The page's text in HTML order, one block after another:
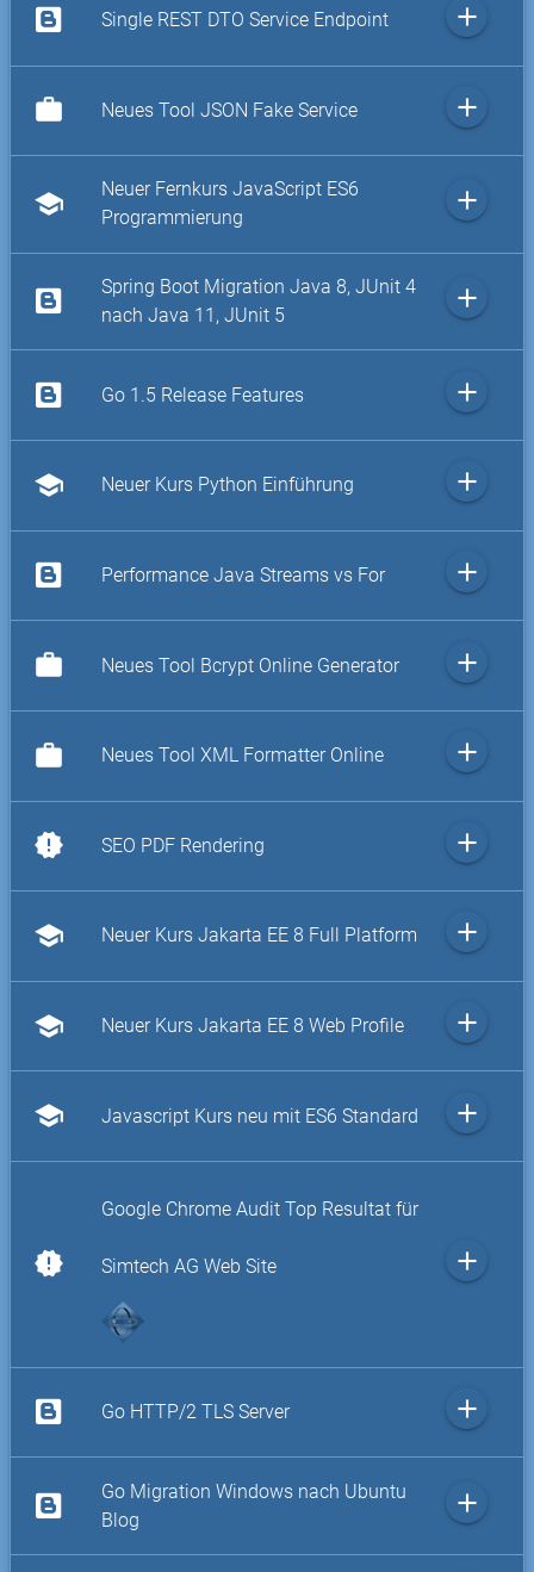
Single REST DTO Service Endpoint add
work Neues Tool JSON Fake Service add
school
Neuer Fernkurs JavaScript ES6
Programmierung
add
Spring Boot Migration Java 8, JUnit 4
nach Java 11, JUnit 5
add
Go 1.5 Release Features add
school Neuer Kurs Python Einführung add
Performance Java Streams vs For add
work Neues Tool Bcrypt Online Generator add
work Neues Tool XML Formatter Online add
new_releases SEO PDF Rendering add
school Neuer Kurs Jakarta EE 8 Full Platform add
school Neuer Kurs Jakarta EE 8 Web Profile add
school Javascript Kurs neu mit ES6 Standard add
new_releases
Google Chrome Audit Top Resultat für
Simtech AG Web Site add
Go HTTP/2 TLS Server add
Go Migration Windows nach Ubuntu
Blog
add